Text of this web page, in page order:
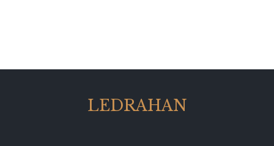
LEDRAHAN